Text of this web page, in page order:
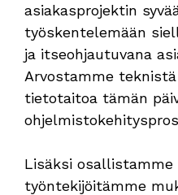
asiakasprojektin
työskentelemään
ja itseohjautuvana
Arvostamme
tietotaitoa tämän
Lisäksi
työntekijöitämme